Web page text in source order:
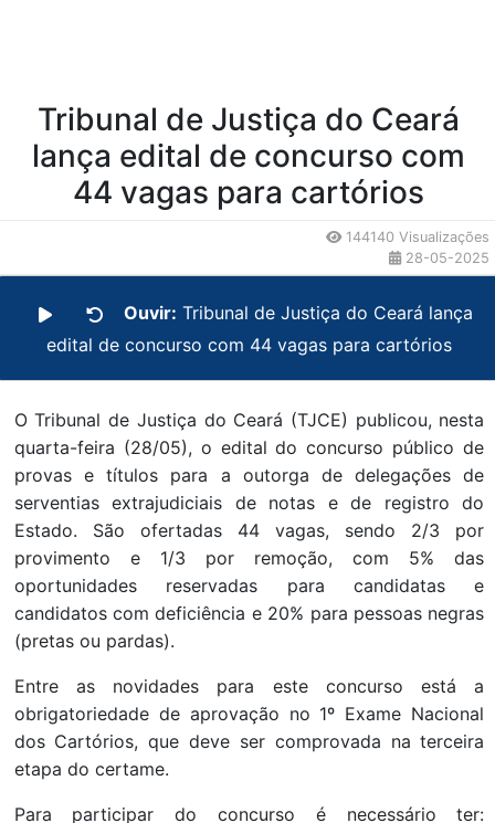
Tribunal de Justiça do Ceará
lança edital de concurso com
44 vagas para cartórios
144140 Visualizações
28-05-2025
Ouvir: Tribunal de Justiça do Ceará lança
edital de concurso com 44 vagas para cartórios
O Tribunal de Justiça do Ceará (TJCE) publicou, nesta
quarta-feira (28/05), o edital do concurso público de
provas e títulos para a outorga de delegações de
serventias extrajudiciais de notas e de registro do
Estado. São ofertadas 44 vagas, sendo 2/3 por
provimento e 1/3 por remoção, com 5% das
oportunidades reservadas para candidatas e
candidatos com deficiência e 20% para pessoas negras
(pretas ou pardas).
Entre as novidades para este concurso está a
obrigatoriedade de aprovação no 1º Exame Nacional
dos Cartórios, que deve ser comprovada na terceira
etapa do certame.
Para participar do concurso é necessário ter: